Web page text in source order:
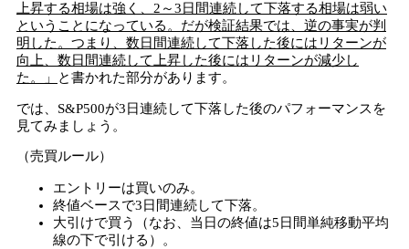
上昇する相場は強く、2～3日間連続して下落する相場は弱い
ということになっている。だが検証結果では、逆の事実が判
明した。つまり、数日間連続して下落した後にはリターンが
向上、数日間連続して上昇した後にはリターンが減少し
た。」
と書かれた部分があります。
では、S&P500が3日連続して下落した後のパフォーマンスを
見てみましょう。
（売買ルール）
エントリーは買いのみ。
終値ベースで3日間連続して下落。
大引けで買う（なお、当日の終値は5日間単純移動平均
線の下で引ける）。